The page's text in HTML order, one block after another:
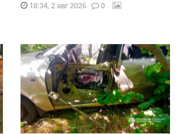
18:34, 2 авг 2026 0